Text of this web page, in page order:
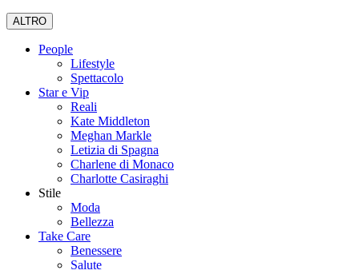
ALTRO
People
Lifestyle
Spettacolo
Star e Vip
Reali
Kate Middleton
Meghan Markle
Letizia di Spagna
Charlene di Monaco
Charlotte Casiraghi
Stile
Moda
Bellezza
Take Care
Benessere
Salute